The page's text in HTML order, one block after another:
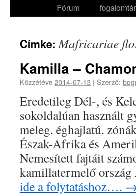
Fórum
fogalomtár
Címke:Mafricariae
Kamilla –
Közzétéve2014-07-13 | Szerző:
Eredetileg Dél-, és
sokoldalúan használt
meleg. éghajlatú.
Észak-Afrika és
Nemesített fajtáit
kamillatermelő
ide a folytatáshoz….